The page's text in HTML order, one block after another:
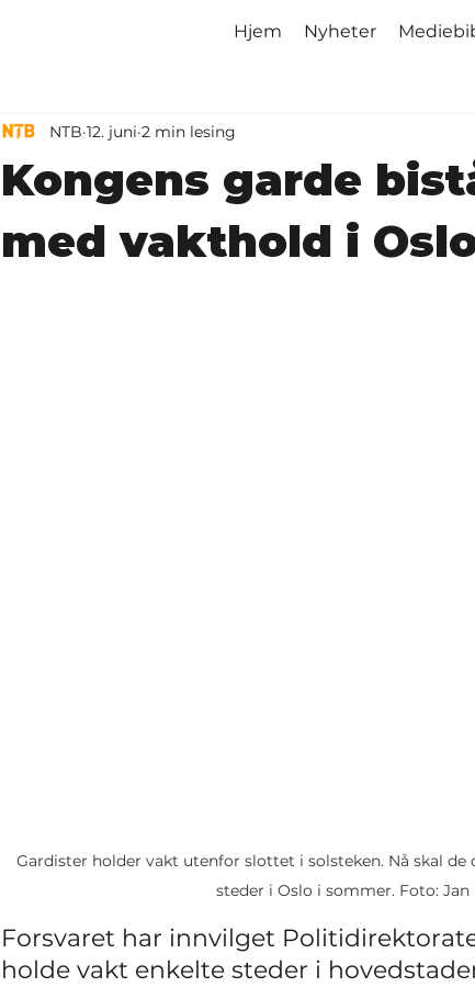
Hjem Nyheter
Kongens garde
med vakthold i
NTB 12. juni 2 min lesing
Gardister holder vakt utenfor slottet i solsteken. Nå skal
steder i Oslo i sommer. Foto: Jan
Forsvaret har innvilget
holde vakt enkelte steder i